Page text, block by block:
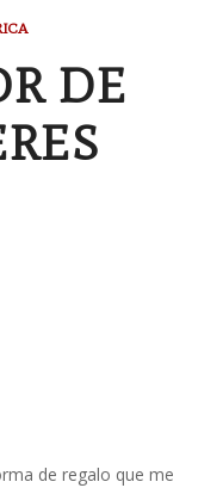
DE
de regalo que me